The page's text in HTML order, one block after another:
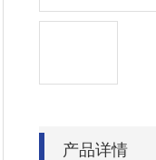
产品详情